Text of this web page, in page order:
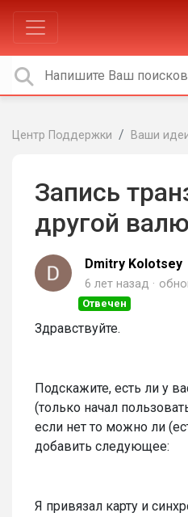
Центр Поддержки Ваши
Запись
другой
Dmitry Kolotsey
6 лет назад
Отвечен
Здравствуйте.
Подскажите, есть ли у
(только начал
если нет то можно ли
добавить следующее:
Я привязал карту и